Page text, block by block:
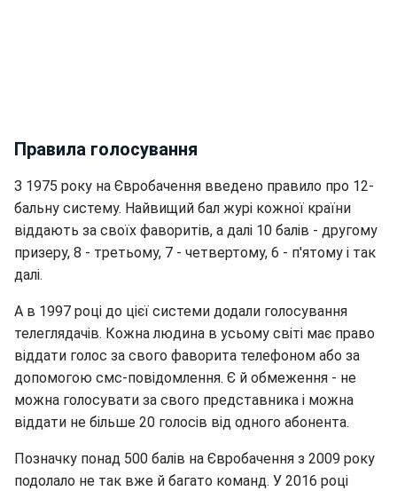
Правила голосування
З 1975 року на Євробачення введено правило про 12-
бальну систему. Найвищий бал журі кожної країни
віддають за своїх фаворитів, а далі 10 балів - другому
призеру, 8 - третьому, 7 - четвертому, 6 - п'ятому і так
далі.
А в 1997 році до цієї системи додали голосування
телеглядачів. Кожна людина в усьому світі має право
віддати голос за свого фаворита телефоном або за
допомогою смс-повідомлення. Є й обмеження - не
можна голосувати за свого представника і можна
віддати не більше 20 голосів від одного абонента.
Позначку понад 500 балів на Євробачення з 2009 року
подолало не так вже й багато команд. У 2016 році